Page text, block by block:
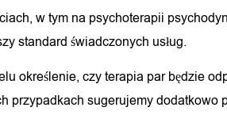
w tym na psychoterapii
standard świadczonych usług.
określenie, czy terapia par będzie
przypadkach sugerujemy dodatkowo